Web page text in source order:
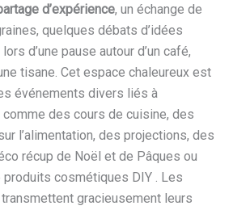
d’expérience, un échange de
quelques débats d’idées
d’une pause autour d’un café,
tisane. Cet espace chaleureux est
événements divers liés à
comme des cours de cuisine, des
l’alimentation, des projections, des
récup de Noël et de Pâques ou
cosmétiques DIY . Les
gracieusement leurs